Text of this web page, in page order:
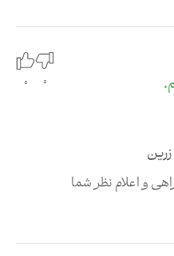
0
0
و اعلام نظر شما